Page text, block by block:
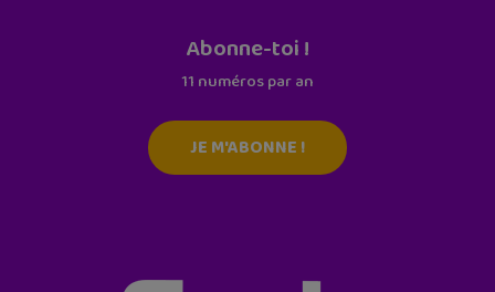
Abonne-toi !
11 numéros par an
JE M'ABONNE !